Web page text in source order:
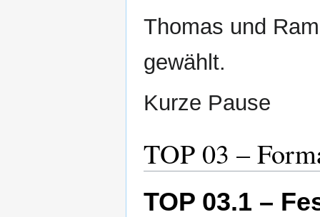
Thomas und
gewählt.
Kurze Pause
TOP 03 –
TOP 03.1 –